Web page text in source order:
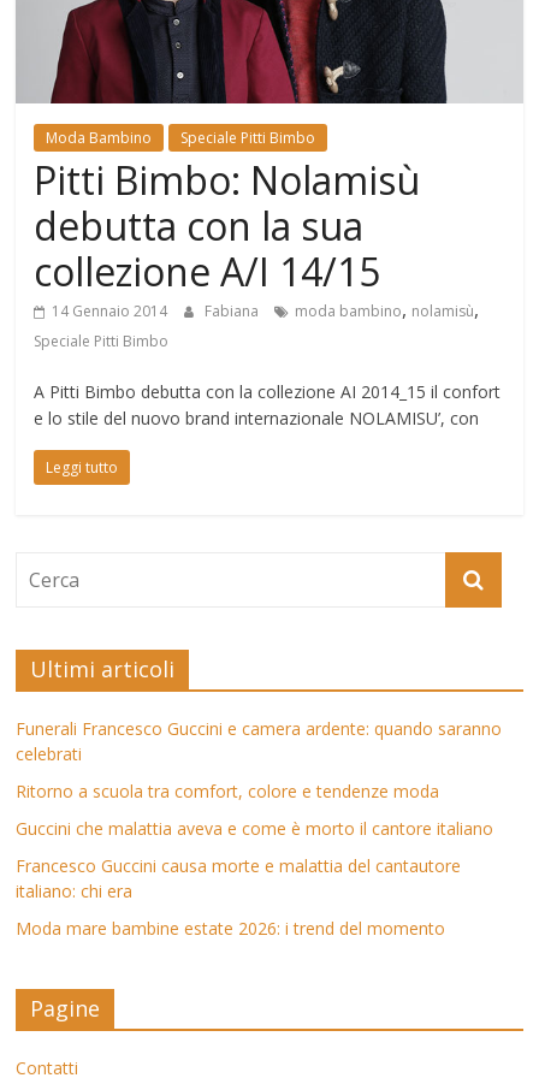
Mondo
Moda Bambino Speciale Pitti Bimbo
Pitti Bimbo: Nolamisù
debutta con la sua
collezione A/I 14/15
14 Gennaio 2014 Fabiana moda bambino, nolamisù,
Speciale Pitti Bimbo
A Pitti Bimbo debutta con la collezione AI 2014_15 il confort
e lo stile del nuovo brand internazionale NOLAMISU’, con
Leggi tutto
Ultimi articoli
Funerali Francesco Guccini e camera ardente: quando saranno
celebrati
Ritorno a scuola tra comfort, colore e tendenze moda
Guccini che malattia aveva e come è morto il cantore italiano
Francesco Guccini causa morte e malattia del cantautore
italiano: chi era
Moda mare bambine estate 2026: i trend del momento
Pagine
Contatti